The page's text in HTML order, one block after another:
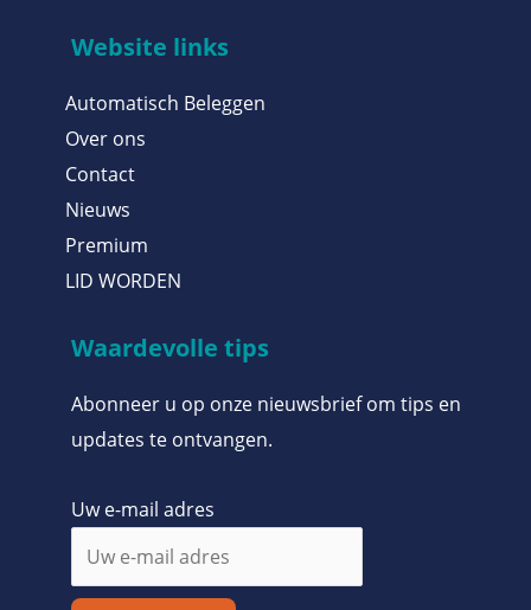
Website links
Automatisch Beleggen
Over ons
Contact
Nieuws
Premium
LID WORDEN
Waardevolle tips
Abonneer u op onze nieuwsbrief om tips en
updates te ontvangen.
Uw e-mail adres